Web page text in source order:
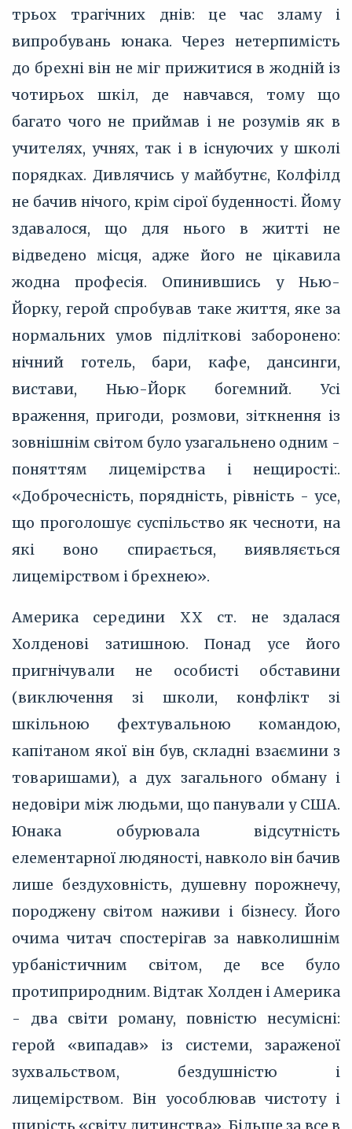
трьох трагічних днів: це час зламу і
випробувань юнака. Через нетерпимість
до брехні він не міг прижитися в жодній із
чотирьох шкіл, де навчався, тому що
багато чого не приймав і не розумів як в
учителях, учнях, так і в існуючих у школі
порядках. Дивлячись у майбутнє, Колфілд
не бачив нічого, крім сірої буденності. Йому
здавалося, що для нього в житті не
відведено місця, адже його не цікавила
жодна професія. Опинившись у Нью-
Йорку, герой спробував таке життя, яке за
нормальних умов підліткові заборонено:
нічний готель, бари, кафе, дансинги,
вистави, Нью-Йорк богемний. Усі
враження, пригоди, розмови, зіткнення із
зовнішнім світом було узагальнено одним -
поняттям лицемірства і нещирості:.
«Доброчесність, порядність, рівність - усе,
що проголошує суспільство як чесноти, на
які воно спирається, виявляється
лицемірством і брехнею».
Америка середини ХХ ст. не здалася
Холденові затишною. Понад усе його
пригнічували не особисті обставини
(виключення зі школи, конфлікт зі
шкільною фехтувальною командою,
капітаном якої він був, складні взаємини з
товаришами), а дух загального обману і
недовіри між людьми, що панували у США.
Юнака обурювала відсутність
елементарної людяності, навколо він бачив
лише бездуховність, душевну порожнечу,
породжену світом наживи і бізнесу. Його
очима читач спостерігав за навколишнім
урбаністичним світом, де все було
протиприродним. Відтак Холден і Америка
- два світи роману, повністю несумісні:
герой «випадав» із системи, зараженої
зухвальством, бездушністю і
лицемірством. Він уособлював чистоту і